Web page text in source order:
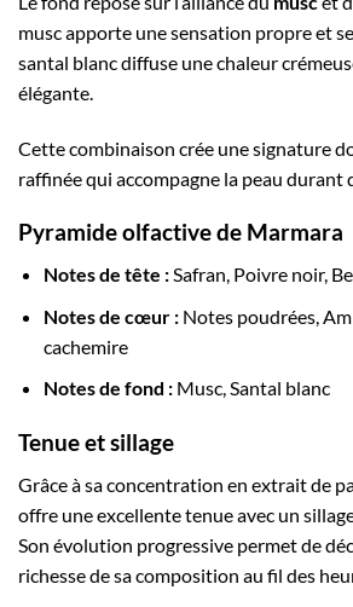
musc apporte une sensation propre et
santal blanc diffuse une chaleur
élégante.
Cette combinaison crée une signature
raffinée qui accompagne la peau durant
Pyramide olfactive de Marmara
Notes de tête :Safran, Poivre noir,
Notes de cœur :Notes poudrées,
cachemire
Notes de fond :Musc, Santal blanc
Tenue et sillage
Grâce à sa concentration en extrait de
offre une excellente tenue avec un
Son évolution progressive permet de
richesse de sa composition au fil des